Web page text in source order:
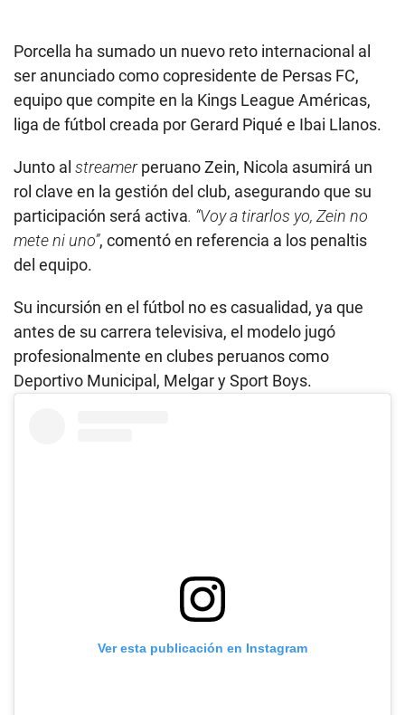
Porcella ha sumado un nuevo reto internacional al
ser anunciado como copresidente de Persas FC,
equipo que compite en la Kings League Américas,
liga de fútbol creada por Gerard Piqué e Ibai Llanos.
Junto al streamerperuano Zein, Nicola asumirá un
rol clave en la gestión del club, asegurando que su
participación será activa. “Voy a tirarlos yo, Zein no
mete ni uno”, comentó en referencia a los penaltis
del equipo.
Su incursión en el fútbol no es casualidad, ya que
antes de su carrera televisiva, el modelo jugó
profesionalmente en clubes peruanos como
Deportivo Municipal, Melgar y Sport Boys.
Ver esta publicación en Instagram